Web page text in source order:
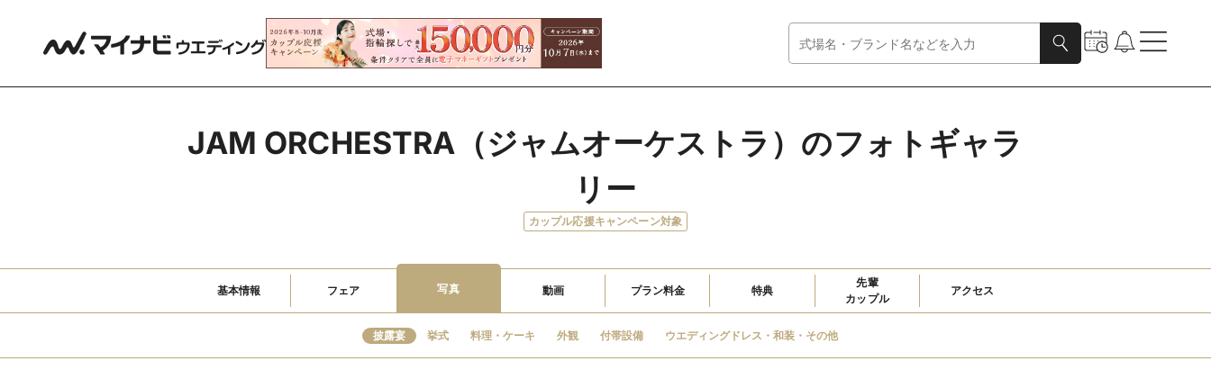
JAM ORCHESTRA（ジャムオーケストラ）のフォトギャラ
リー
カップル応援キャンペーン対象
基本情報 フェア 写真 動画 プラン料金 特典
先輩
カップル
アクセス
披露宴 挙式 料理・ケーキ 外観 付帯設備 ウエディングドレス・和装・その他